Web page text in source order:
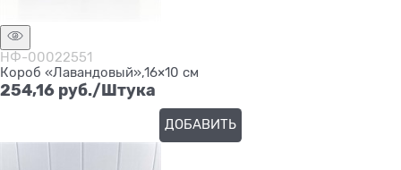
НФ-00022551
Короб «Лавандовый»,16×10 см
254,16 руб./Штука
ДОБАВИТЬ